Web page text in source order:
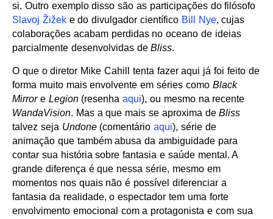
si. Outro exemplo disso são as participações do filósofo
Slavoj Žižeke do divulgador científico Bill Nye, cujas
colaborações acabam perdidas no oceano de ideias
parcialmente desenvolvidas deBliss.
O que o diretor Mike Cahill tenta fazer aqui já foi feito de
forma muito mais envolvente em séries como Black
Mirrore Legion(resenhaaqui), ou mesmo na recente
WandaVision. Mas a que mais se aproxima deBliss
talvez seja Undone(comentárioaqui), série de
animação que também abusa da ambiguidade para
contar sua história sobre fantasia e saúde mental. A
grande diferença é que nessa série, mesmo em
momentos nos quais não é possível diferenciar a
fantasia da realidade, o espectador tem uma forte
envolvimento emocional com a protagonista e com sua